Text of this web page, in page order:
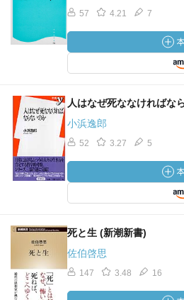
57 4.21 7
人はなぜ死ななければな
小浜逸郎
52 3.27 5
死と生 (新潮新書)
佐伯啓思
147 3.48 16